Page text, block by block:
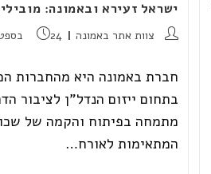
ישראל זעירא ובאמונה:
מחבר:צוות אתר באמונה פורסם:
24 בספטמבר 2024
חברת באמונה היא מהחברות
בתחום ייזום הנדל"ן לציבור
מתמחה בפיתוח והקמה של
המתאימות לאורח…